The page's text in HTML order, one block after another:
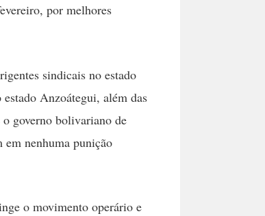
por melhores
sindicais no estado
Anzoátegui, além das
o governo bolivariano de
em nenhuma punição
o movimento operário e